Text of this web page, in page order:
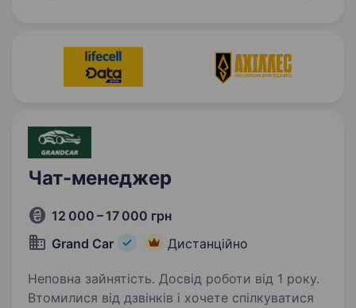
Чат-менеджер
12 000 – 17 000 грн
Grand Car
Дистанційно
Неповна зайнятість. Досвід роботи від 1 року.
Втомилися від дзвінків і хочете спілкуватися